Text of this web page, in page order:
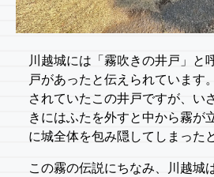
川越城には「霧吹きの井戸」と
戸があったと伝えられています
されていたこの井戸ですが、い
きにはふたを外すと中から霧が
に城全体を包み隠してしまった
この霧の伝説にちなみ、川越城